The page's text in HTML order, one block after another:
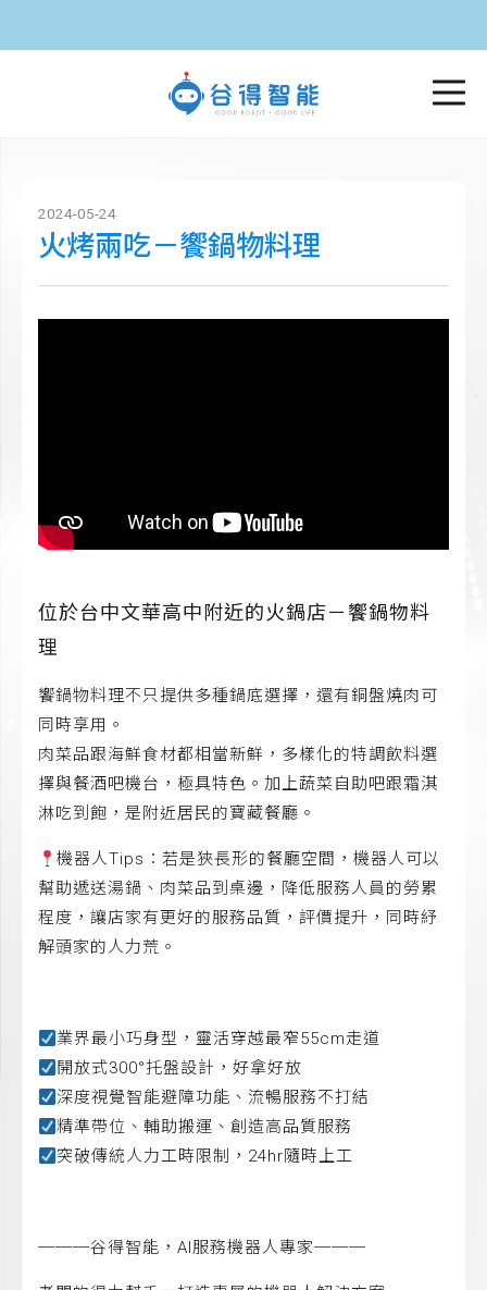
2024-05-24
火烤兩吃－饗鍋物料理
位於台中文華高中附近的火鍋店－饗鍋物料
理
饗鍋物料理不只提供多種鍋底選擇，還有銅盤燒肉可
同時享用。
肉菜品跟海鮮食材都相當新鮮，多樣化的特調飲料選
擇與餐酒吧機台，極具特色。加上蔬菜自助吧跟霜淇
淋吃到飽，是附近居民的寶藏餐廳。
機器人Tips：若是狹長形的餐廳空間，機器人可以
幫助遞送湯鍋、肉菜品到桌邊，降低服務人員的勞累
程度，讓店家有更好的服務品質，評價提升，同時紓
解頭家的人力荒。
業界最小巧身型，靈活穿越最窄55cm走道
開放式300°托盤設計，好拿好放
深度視覺智能避障功能、流暢服務不打結
精準帶位、輔助搬運、創造高品質服務
突破傳統人力工時限制，24hr隨時上工
───谷得智能，AI服務機器人專家───